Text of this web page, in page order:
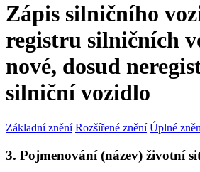
Zápis silničního
registru silničních
nové, dosud
silniční vozidlo
Základní znění Rozšířené znění Úplné
3. Pojmenování (název) životní